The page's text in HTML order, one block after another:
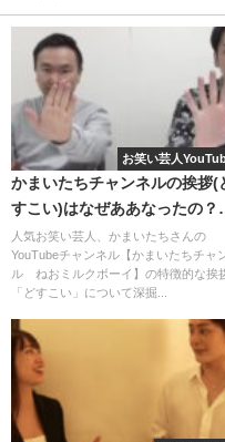
「エガちゃんねる」タイ
と、「エガちゃんねる」
す。
お笑い芸人
かまいたちチャンネルの挨拶(
すこい)はなぜああなったの？音
源は何？
人気お笑い芸人、かまいたちさんの
YouTubeチャンネル【かまいたちチャ
ル ねおミルクボーイ】の特徴的な挨
「どすこい」について深掘...